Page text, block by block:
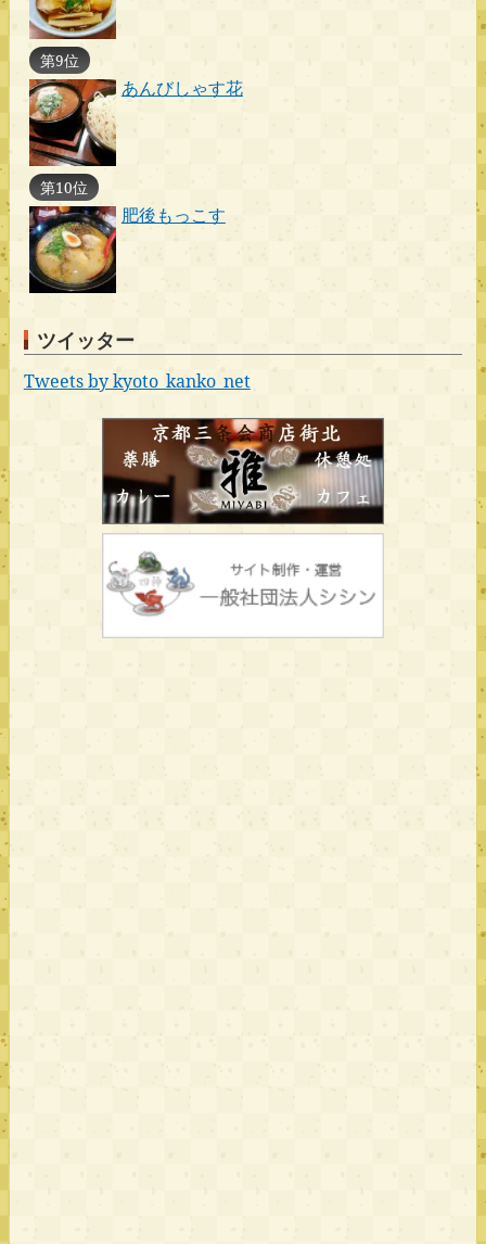
第9位
あんびしゃす花
第10位
肥後もっこす
ツイッター
Tweets by kyoto_kanko_net